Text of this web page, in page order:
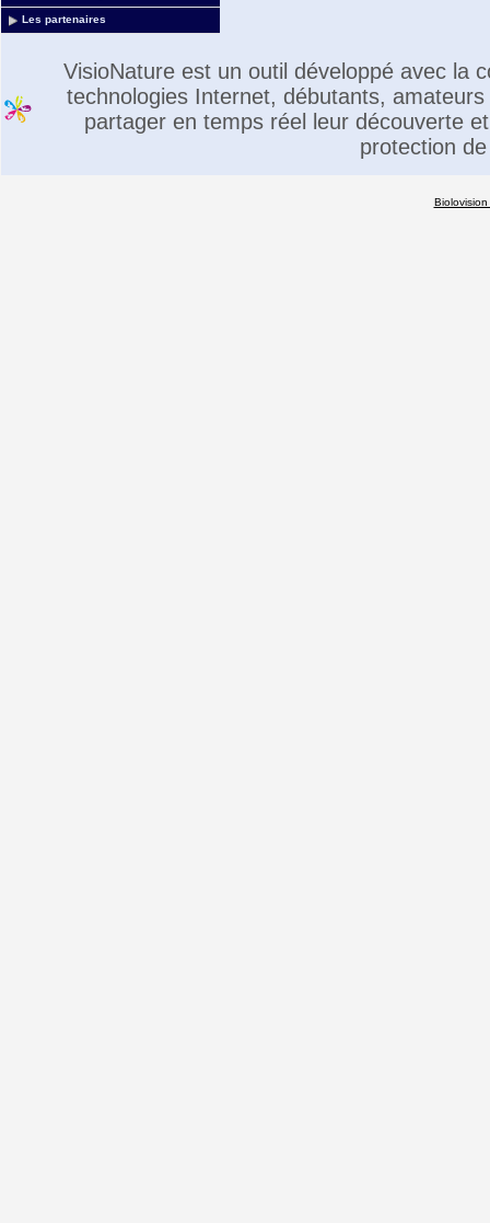
Les partenaires
VisioNature est un outil développé avec la
technologies Internet, débutants,
partager en temps réel leur découverte
protection
Biolovision